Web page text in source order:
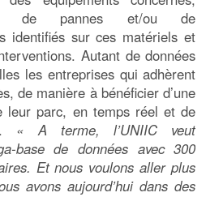
de pannes et/ou de
identifiés sur ces matériels et
Autant de données
les entreprises qui adhèrent
de manière à bénéficier d’une
leur parc, en temps réel et de
« A terme, l’UNIIC veut
base de données avec 300
Et nous voulons aller plus
avons aujourd’hui dans des